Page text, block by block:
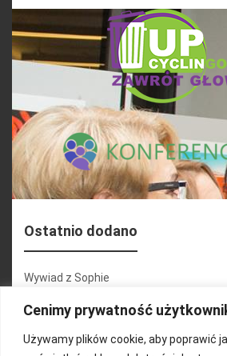
Cenimy prywatność
Używamy plików cookie, aby poprawić
Ostatnio dodano
Wywiad z Sophie
Konferencja 2.1
Martyna Wojciechowska